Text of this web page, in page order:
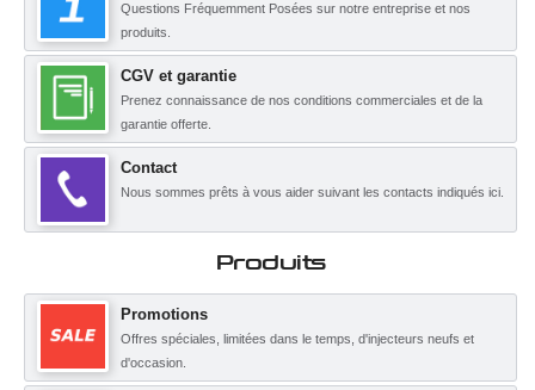
Questions Fréquemment Posées sur notre entreprise et nos
produits.
CGV et garantie
Prenez connaissance de nos conditions commerciales et de la
garantie offerte.
Contact
Nous sommes prêts à vous aider suivant les contacts indiqués ici.
Produits
Promotions
Offres spéciales, limitées dans le temps, d'injecteurs neufs et
d'occasion.